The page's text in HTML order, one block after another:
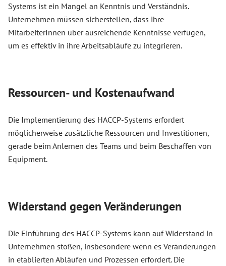
Systems ist ein Mangel an Kenntnis und Verständnis.
Unternehmen müssen sicherstellen, dass ihre
MitarbeiterInnen über ausreichende Kenntnisse verfügen,
um es effektiv in ihre Arbeitsabläufe zu integrieren.
Ressourcen- und Kostenaufwand
Die Implementierung des HACCP-Systems erfordert
möglicherweise zusätzliche Ressourcen und Investitionen,
gerade beim Anlernen des Teams und beim Beschaffen von
Equipment.
Widerstand gegen Veränderungen
Die Einführung des HACCP-Systems kann auf Widerstand in
Unternehmen stoßen, insbesondere wenn es Veränderungen
in etablierten Abläufen und Prozessen erfordert. Die